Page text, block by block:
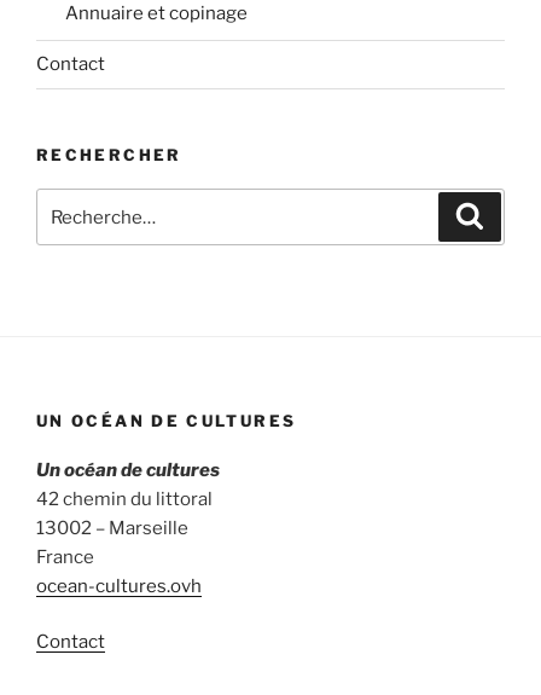
Annuaire et copinage
Contact
RECHERCHER
pour
UN OCÉAN DE CULTURES
Un océan de cultures
42 chemin du littoral
13002 – Marseille
France
ocean-cultures.ovh
Contact